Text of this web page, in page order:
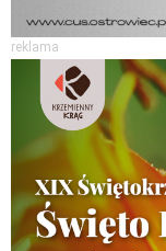
reklama